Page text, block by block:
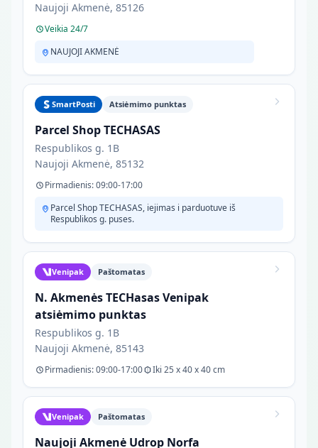
Naujoji Akmenė, 85126
Veikia 24/7
NAUJOJI AKMENĖ
SmartPosti Atsiėmimo punktas
Parcel Shop TECHASAS
Respublikos g. 1B
Naujoji Akmenė, 85132
Pirmadienis: 09:00-17:00
Parcel Shop TECHASAS, iejimas i parduotuve iš
Respublikos g. puses.
Venipak Paštomatas
N. Akmenės TECHasas Venipak
atsiėmimo punktas
Respublikos g. 1B
Naujoji Akmenė, 85143
Pirmadienis: 09:00-17:00 Iki 25 x 40 x 40 cm
Venipak Paštomatas
Naujoji Akmenė Udrop Norfa